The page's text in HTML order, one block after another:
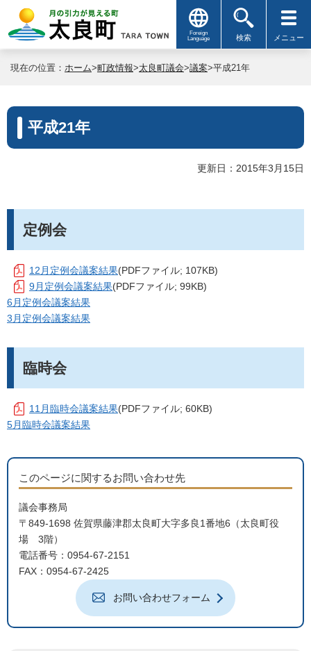
Foreign
Language
検索 メニュー
現在の位置： ホーム>町政情報>太良町議会>議案>平成21年
平成21年
更新日：2015年3月15日
定例会
12月定例会議案結果(PDFファイル; 107KB)
9月定例会議案結果(PDFファイル; 99KB)
6月定例会議案結果
3月定例会議案結果
臨時会
11月臨時会議案結果(PDFファイル; 60KB)
5月臨時会議案結果
このページに関するお問い合わせ先
議会事務局
〒849-1698 佐賀県藤津郡太良町大字多良1番地6（太良町役
場 3階）
電話番号：0954-67-2151
FAX：0954-67-2425
お問い合わせフォーム